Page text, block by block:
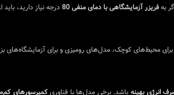
بهفریزر آزمایشگاهی با دمای منفی 80 درجه نیاز دارید،
محیط‌های کوچک، مدل‌های رومیزی و برای آزمایشگاه‌های
انرژی بهینه باشد. برخی مدل‌ها با فناوریکمپرسورهای